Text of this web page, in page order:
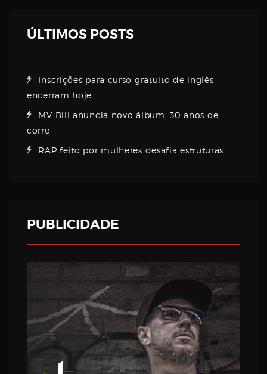
ÚLTIMOS POSTS
Inscrições para curso gratuito de inglês
encerram hoje
MV Bill anuncia novo álbum, 30 anos de
corre
RAP feito por mulheres desafia estruturas
PUBLICIDADE